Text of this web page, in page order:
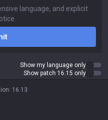
Show my language only
Show patch 16.15 only
: 16.13